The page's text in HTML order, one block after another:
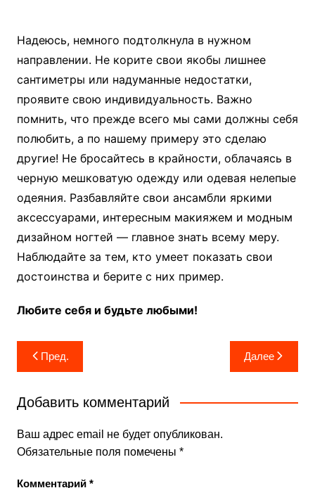
Надеюсь, немного подтолкнула в нужном
направлении. Не корите свои якобы лишнее
сантиметры или надуманные недостатки,
проявите свою индивидуальность. Важно
помнить, что прежде всего мы сами должны себя
полюбить, а по нашему примеру это сделаю
другие! Не бросайтесь в крайности, облачаясь в
черную мешковатую одежду или одевая нелепые
одеяния. Разбавляйте свои ансамбли яркими
аксессуарами, интересным макияжем и модным
дизайном ногтей — главное знать всему меру.
Наблюдайте за тем, кто умеет показать свои
достоинства и берите с них пример.
Любите себя и будьте любыми!
Навигация
по
записям
Пред. Далее
Добавить комментарий
Ваш адрес email не будет опубликован.
Обязательные поля помечены *
Комментарий *